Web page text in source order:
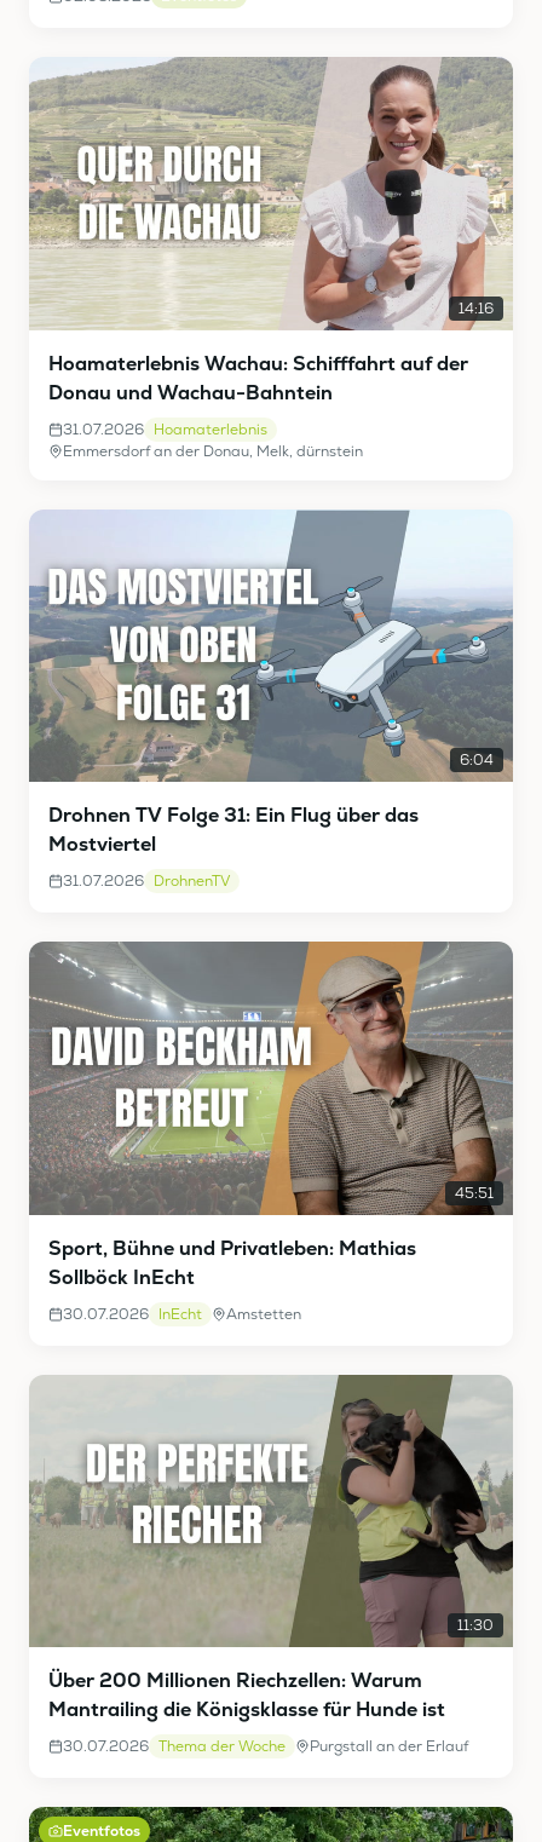
14:16
Hoamaterlebnis Wachau: Schifffahrt auf der
Donau und Wachau-Bahntein
31.07.2026 Hoamaterlebnis
Emmersdorf an der Donau, Melk, dürnstein
6:04
Drohnen TV Folge 31: Ein Flug über das
Mostviertel
31.07.2026 DrohnenTV
45:51
Sport, Bühne und Privatleben: Mathias
Sollböck InEcht
30.07.2026 InEcht Amstetten
11:30
Über 200 Millionen Riechzellen: Warum
Mantrailing die Königsklasse für Hunde ist
30.07.2026 Thema der Woche Purgstall an der Erlauf
Eventfotos